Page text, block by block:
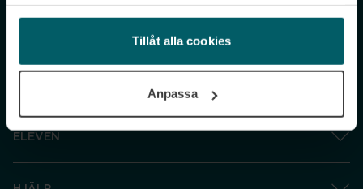
och gå vidare” accepterar du samtliga cookies medan du
under ”Inställningar” kan anpassa användningen av
cookies. Du kan återkalla ditt samtycke när som helst.
Tillåt alla cookies
Anpassa
ELEVEN